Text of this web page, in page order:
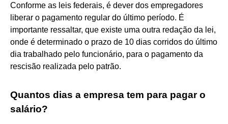
Conforme as leis federais, é dever dos empregadores
liberar o pagamento regular do último período. É
importante ressaltar, que existe uma outra redação da lei,
onde é determinado o prazo de 10 dias corridos do último
dia trabalhado pelo funcionário, para o pagamento da
rescisão realizada pelo patrão.
Quantos dias a empresa tem para pagar o
salário?